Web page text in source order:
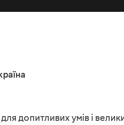
допитливих умів і